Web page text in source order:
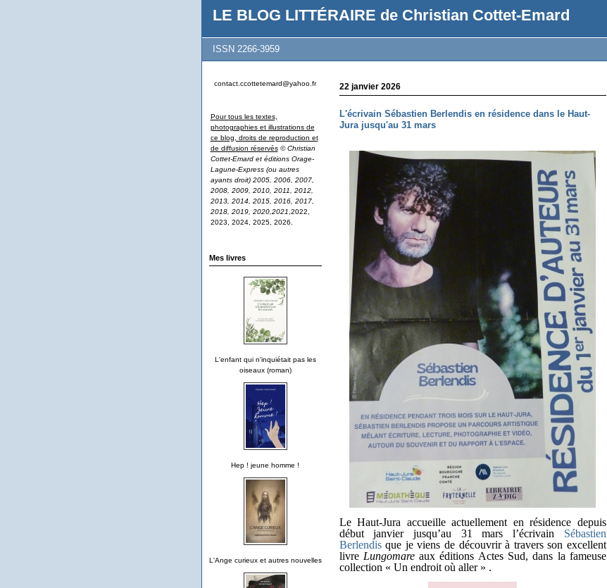
LE BLOG LITTÉRAIRE de Christian Cottet-Emard
ISSN 2266-3959
contact.ccottetemard@yahoo.fr
Pour tous les textes,
photographies et illustrations de
ce blog, droits de reproduction et
de diffusion réservés © Christian
Cottet-Emard et éditions Orage-
Lagune-Express (ou autres
ayants droit) 2005, 2006, 2007,
2008, 2009, 2010, 2011, 2012,
2013, 2014, 2015, 2016, 2017,
2018, 2019, 2020,2021 ,2022,
2023, 2024, 2025, 2026.
Mes livres
L'enfant qui n'inquiétait pas les
oiseaux (roman)
Hep ! jeune homme !
L'Ange curieux et autres nouvelles
22 janvier 2026
L'écrivain Sébastien Berlendis en résidence dans le Haut-
Jura jusqu'au 31 mars
Le Haut-Jura accueille actuellement en résidence depuis
début janvier jusqu’au 31 mars l’écrivain Sébastien
Berlendisque je viens de découvrir à travers son excellent
livre Lungomareaux éditions Actes Sud, dans la fameuse
collection « Un endroit où aller » .